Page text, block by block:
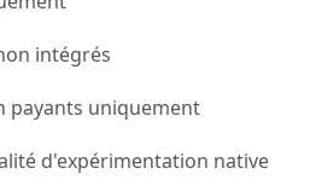
intégrés
payants uniquement
d'expérimentation native